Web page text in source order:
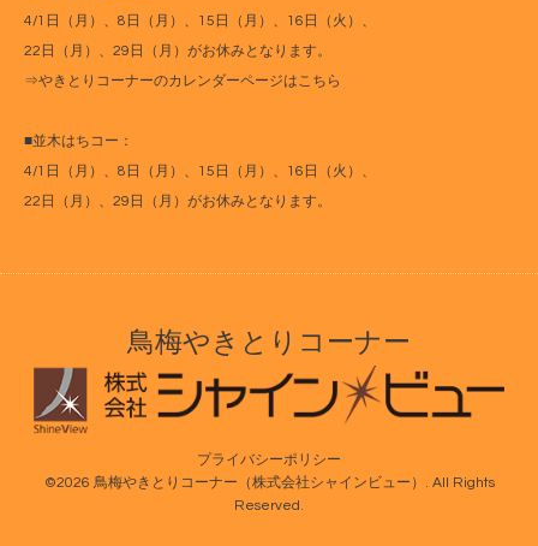
4/1日（月）、8日（月）、15日（月）、16日（火）、
22日（月）、29日（月）がお休みとなります。
⇒やきとりコーナーのカレンダーページはこちら
■並木はちコー：
4/1日（月）、8日（月）、15日（月）、16日（火）、
22日（月）、29日（月）がお休みとなります。
鳥梅やきとりコーナー
プライバシーポリシー
©2026 鳥梅やきとりコーナー（株式会社シャインビュー）
. All Rights
Reserved.